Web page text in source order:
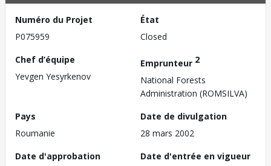
Numéro du Projet
P075959
État
Closed
Chef d’équipe
Yevgen Yesyrkenov
Emprunteur 2
National Forests
Administration (ROMSILVA)
Pays
Roumanie
Date de divulgation
28 mars 2002
Date d'approbation
Date d'entrée en vigueur